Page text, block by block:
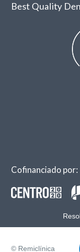
Best Quality
Cofinanciado por:
© Remiclínica